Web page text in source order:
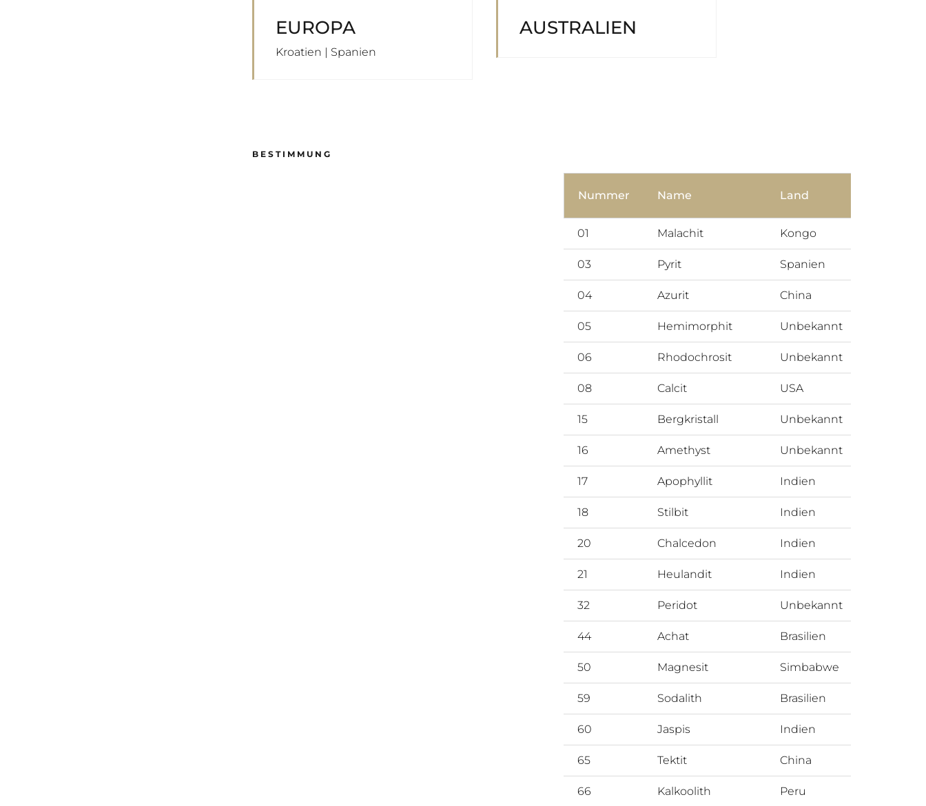
EUROPA
Kroatien | Spanien
AUSTRALIEN
BESTIMMUNG
Nummer Name Land
01 Malachit Kongo
03 Pyrit Spanien
04 Azurit China
05 Hemimorphit Unbekannt
06 Rhodochrosit Unbekannt
08 Calcit USA
15 Bergkristall Unbekannt
16 Amethyst Unbekannt
17 Apophyllit Indien
18 Stilbit Indien
20 Chalcedon Indien
21 Heulandit Indien
32 Peridot Unbekannt
44 Achat Brasilien
50 Magnesit Simbabwe
59 Sodalith Brasilien
60 Jaspis Indien
65 Tektit China
66 Kalkoolith Peru